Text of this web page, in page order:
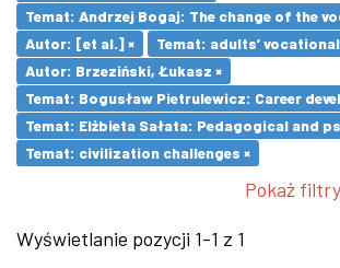
Temat: Andrzej Bogaj: The change of the
Autor: [et al.] ×
Temat: adults’
Autor: Brzeziński, Łukasz ×
Temat: Bogusław Pietrulewicz: Career
Temat: Elżbieta Sałata: Pedagogical and
Temat: civilization challenges ×
Pokaż
Wyświetlanie pozycji 1-1 z 1